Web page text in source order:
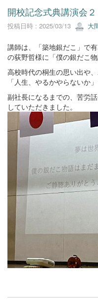
開校記念式典講演会
投稿日時 : 2025/03/13 大
講師は、「築地銀だこ」で
の荻野哲様に「僕の銀だこ
高校時代の桐生の思い出や
「人生、やるかやらないか」
副社長になるまでの、苦労
していただきました。